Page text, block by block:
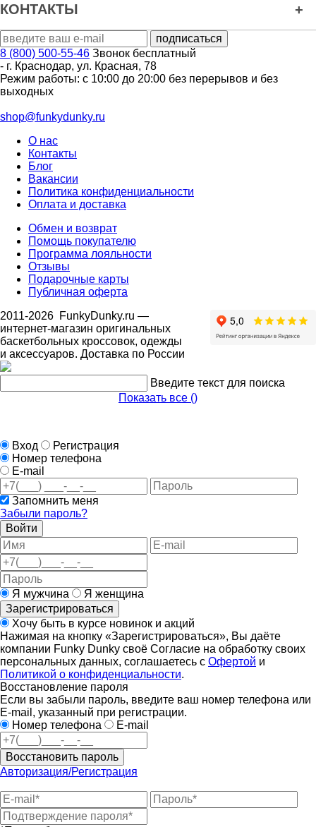
КОНТАКТЫ
8 (800) 500-55-46 Звонок бесплатный
- г. Краснодар, ул. Красная, 78
Режим работы: с 10:00 до 20:00 без перерывов и без
выходных
shop@funkydunky.ru
О нас
Контакты
Блог
Вакансии
Политика конфиденциальности
Оплата и доставка
Обмен и возврат
Помощь покупателю
Программа лояльности
Отзывы
Подарочные карты
Публичная оферта
2011-2026 FunkyDunky.ru —
интернет-магазин оригинальных
баскетбольных кроссовок, одежды
и аксессуаров. Доставка по России
Введите текст для поиска
Показать все ()
Вход
Регистрация
Номер телефона
E-mail
Запомнить меня
Забыли пароль?
Войти
Я мужчина
Я женщина
Зарегистрироваться
Хочу быть в курсе новинок и акций
Нажимая на кнопку «Зарегистрироваться», Вы даёте
компании Funky Dunky своё Согласие на обработку своих
персональных данных, соглашаетесь с Офертой и
Политикой о конфиденциальности.
Восстановление пароля
Если вы забыли пароль, введите ваш номер телефона или
E-mail, указанный при регистрации.
Номер телефона
E-mail
Восстановить пароль
Авторизация/Регистрация